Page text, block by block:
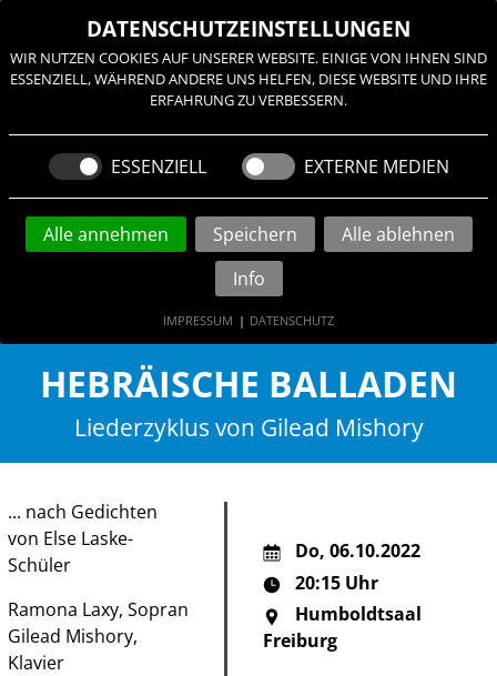
≡
HEBRÄISCHE BALLADEN
Liederzyklus von Gilead Mishory
Do,06.10.2022
20:15 Uhr
Humboldtsaal
Freiburg
... nach Gedichten
von Else Laske-
Schüler
Ramona Laxy, Sopran
Gilead Mishory,
Klavier
DATENSCHUTZEINSTELLUNGEN
WIR NUTZEN COOKIES AUF UNSERER WEBSITE. EINIGE VON IHNEN SIND
ESSENZIELL, WÄHREND ANDERE UNS HELFEN, DIESE WEBSITE UND IHRE
ERFAHRUNG ZU VERBESSERN.
ESSENZIELL EXTERNE MEDIEN
Alle annehmen Speichern
Alle ablehnen
Info
IMPRESSUM | DATENSCHUTZ